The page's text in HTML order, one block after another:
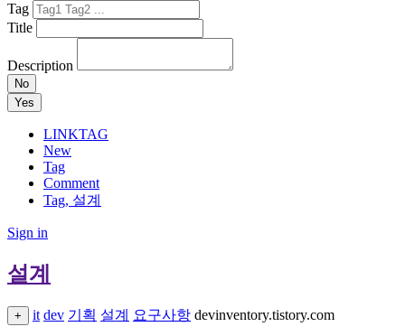
Tag
Title
Description
No
Yes
LINKTAG
New
Tag
Comment
Tag, 설계
Sign in
설계
+ it dev 기획 설계 요구사항 devinventory.tistory.com